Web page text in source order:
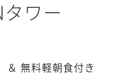
ワー
無料軽朝食付き